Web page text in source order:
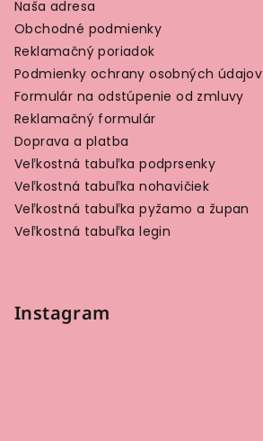
Naša adresa
Obchodné podmienky
Reklamačný poriadok
Podmienky ochrany osobných údajov
Formulár na odstúpenie od zmluvy
Reklamačný formulár
Doprava a platba
Veľkostná tabuľka podprsenky
Veľkostná tabuľka nohavičiek
Veľkostná tabuľka pyžamo a župan
Veľkostná tabuľka legin
Instagram